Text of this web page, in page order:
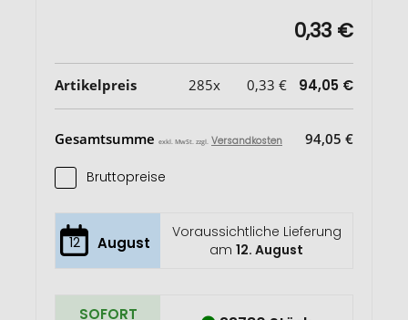
0,33 €
Artikelpreis 285x 0,33 € 94,05 €
Gesamtsumme exkl. MwSt. zzgl. Versandkosten 94,05 €
Bruttopreise
12 August
Voraussichtliche Lieferung
am12. August
SOFORT